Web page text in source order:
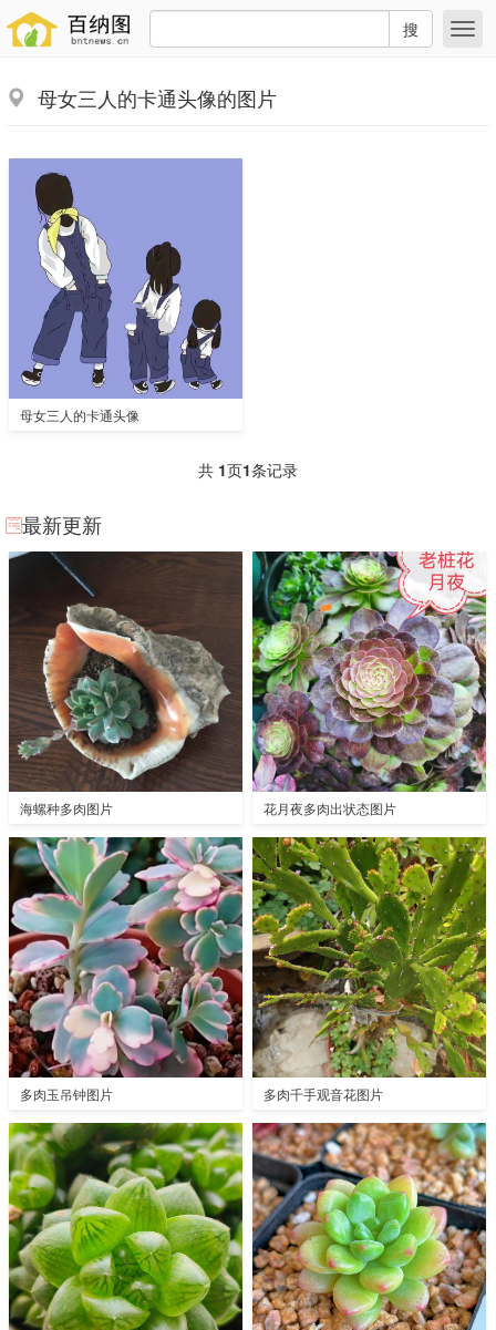
搜
母女三人的卡通头像的图片
母女三人的卡通头像
共 1页1条记录
最新更新
海螺种多肉图片 花月夜多肉出状态图片
多肉玉吊钟图片 多肉千手观音花图片